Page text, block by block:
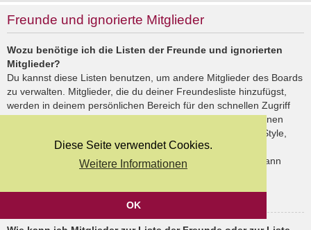
Diese Seite verwendet Cookies.
Weitere Informationen
OK
Freunde und ignorierte Mitglieder
Wozu benötige ich die Listen der Freunde und ignorierten
Mitglieder?
Du kannst diese Listen benutzen, um andere Mitglieder des Boards
zu verwalten. Mitglieder, die du deiner Freundesliste hinzufügst,
werden in deinem persönlichen Bereich für den schnellen Zugriff
aufgelistet. Du siehst dort deren Onlinestatus und kannst ihnen
schnell eine Private Nachricht senden. Abhängig von dem Style,
den du verwendest, können Beiträge deiner Freunde auch
hervorgehoben sein. Wenn du einen Benutzer ignorierst, dann